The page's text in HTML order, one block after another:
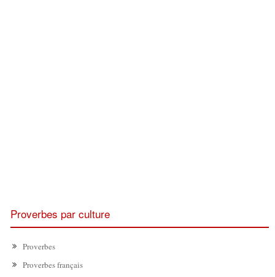
Proverbes par culture
Proverbes
Proverbes français